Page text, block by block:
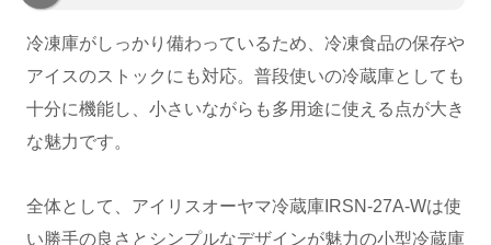
冷凍庫がしっかり備わっているため、冷凍食品の保存や
アイスのストックにも対応。普段使いの冷蔵庫としても
十分に機能し、小さいながらも多用途に使える点が大き
な魅力です。
全体として、アイリスオーヤマ冷蔵庫IRSN-27A-Wは使
い勝手の良さとシンプルなデザインが魅力の小型冷蔵庫